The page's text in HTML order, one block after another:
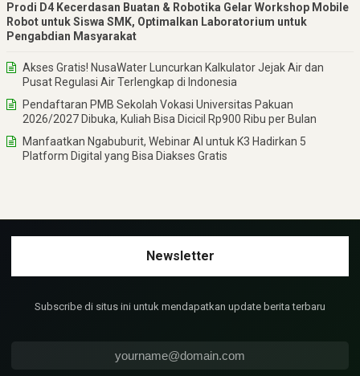
Prodi D4 Kecerdasan Buatan & Robotika Gelar Workshop Mobile
Robot untuk Siswa SMK, Optimalkan Laboratorium untuk
Pengabdian Masyarakat
Akses Gratis! NusaWater Luncurkan Kalkulator Jejak Air dan
Pusat Regulasi Air Terlengkap di Indonesia
Pendaftaran PMB Sekolah Vokasi Universitas Pakuan
2026/2027 Dibuka, Kuliah Bisa Dicicil Rp900 Ribu per Bulan
Manfaatkan Ngabuburit, Webinar AI untuk K3 Hadirkan 5
Platform Digital yang Bisa Diakses Gratis
Subscribe di situs ini untuk mendapatkan update berita terbaru